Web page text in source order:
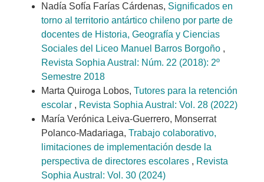
Nadía Sofía Farías Cárdenas, Significados en
torno al territorio antártico chileno por parte de
docentes de Historia, Geografía y Ciencias
Sociales del Liceo Manuel Barros Borgoño ,
Revista Sophia Austral: Núm. 22 (2018): 2º
Semestre 2018
Marta Quiroga Lobos, Tutores para la retención
escolar , Revista Sophia Austral: Vol. 28 (2022)
María Verónica Leiva-Guerrero, Monserrat
Polanco-Madariaga, Trabajo colaborativo,
limitaciones de implementación desde la
perspectiva de directores escolares , Revista
Sophia Austral: Vol. 30 (2024)